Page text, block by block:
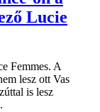
Lucie
Femmes. A
lesz ott Vas
is lesz